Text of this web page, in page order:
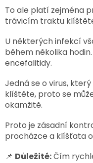
To ale platí zejména
trávicím traktu
U některých infekcí
během několika hodin.
encefalitidy.
Jedná se o virus,
klíštěte, proto se
okamžitě.
Proto je zásadní
procházce a klíšťata
📌 Důležité:Čím